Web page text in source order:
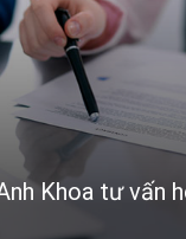
Khoa tư vấn